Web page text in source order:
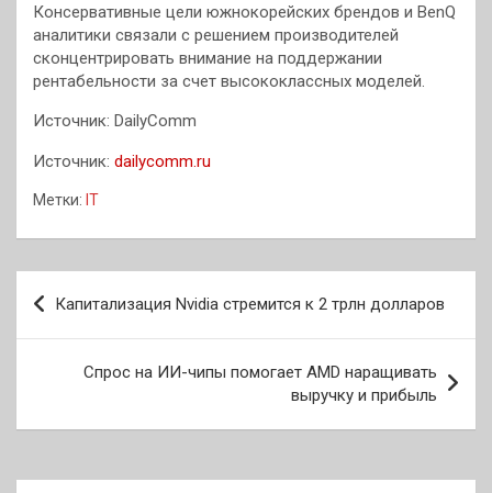
Консервативные цели южнокорейских брендов и BenQ
аналитики связали с решением производителей
сконцентрировать внимание на поддержании
рентабельности за счет высококлассных моделей.
Источник: DailyComm
Источник: dailycomm.ru
Метки: IT
Навигация
по
записям
Капитализация Nvidia стремится к 2 трлн долларов
Спрос на ИИ-чипы помогает AMD наращивать
выручку и прибыль